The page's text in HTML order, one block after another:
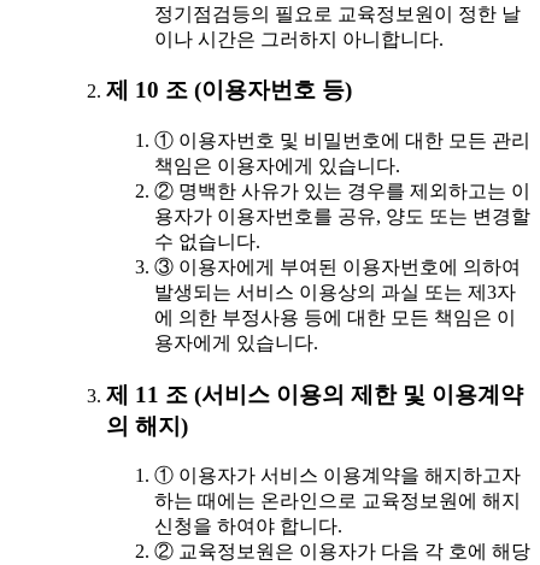
정기점검등의 필요로 교육정보원이 정한 날
이나 시간은 그러하지 아니합니다.
제 10 조 (이용자번호 등)
① 이용자번호 및 비밀번호에 대한 모든 관리
책임은 이용자에게 있습니다.
② 명백한 사유가 있는 경우를 제외하고는 이
용자가 이용자번호를 공유, 양도 또는 변경할
수 없습니다.
③ 이용자에게 부여된 이용자번호에 의하여
발생되는 서비스 이용상의 과실 또는 제3자
에 의한 부정사용 등에 대한 모든 책임은 이
용자에게 있습니다.
제 11 조 (서비스 이용의 제한 및 이용계약
의 해지)
① 이용자가 서비스 이용계약을 해지하고자
하는 때에는 온라인으로 교육정보원에 해지
신청을 하여야 합니다.
② 교육정보원은 이용자가 다음 각 호에 해당